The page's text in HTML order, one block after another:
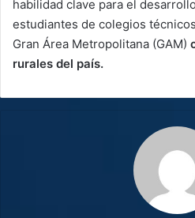
habilidad clave para el
estudiantes de colegios
Gran Área Metropolitana (GAM)
rurales del país.